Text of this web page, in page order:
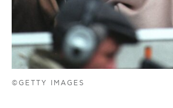
©GETTY IMAGES